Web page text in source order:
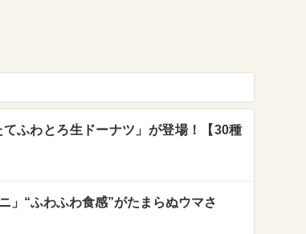
ふわとろ生ドーナツ」が登場！【30種
」“ふわふわ食感”がたまらぬウマさ